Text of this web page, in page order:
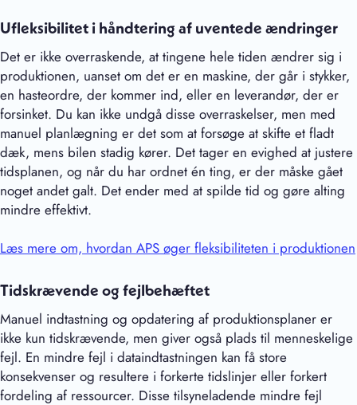
Ufleksibilitet i håndtering af uventede ændringer
Det er ikke overraskende, at tingene hele tiden ændrer sig i
produktionen, uanset om det er en maskine, der går i stykker,
en hasteordre, der kommer ind, eller en leverandør, der er
forsinket. Du kan ikke undgå disse overraskelser, men med
manuel planlægning er det som at forsøge at skifte et fladt
dæk, mens bilen stadig kører. Det tager en evighed at justere
tidsplanen, og når du har ordnet én ting, er der måske gået
noget andet galt. Det ender med at spilde tid og gøre alting
mindre effektivt.
Læs mere om, hvordan APS øger fleksibiliteten i produktionen
Tidskrævende og fejlbehæftet
Manuel indtastning og opdatering af produktionsplaner er
ikke kun tidskrævende, men giver også plads til menneskelige
fejl. En mindre fejl i dataindtastningen kan få store
konsekvenser og resultere i forkerte tidslinjer eller forkert
fordeling af ressourcer. Disse tilsyneladende mindre fejl